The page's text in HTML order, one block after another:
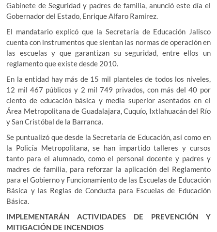
Gabinete de Seguridad y padres de familia, anunció este día el
Gobernador del Estado, Enrique Alfaro Ramírez.
El mandatario explicó que la Secretaría de Educación Jalisco
cuenta con instrumentos que sientan las normas de operación en
las escuelas y que garantizan su seguridad, entre ellos un
reglamento que existe desde 2010.
En la entidad hay más de 15 mil planteles de todos los niveles,
12 mil 467 públicos y 2 mil 749 privados, con más del 40 por
ciento de educación básica y media superior asentados en el
Área Metropolitana de Guadalajara, Cuquío, Ixtlahuacán del Río
y San Cristóbal de la Barranca.
Se puntualizó que desde la Secretaría de Educación, así como en
la Policía Metropolitana, se han impartido talleres y cursos
tanto para el alumnado, como el personal docente y padres y
madres de familia, para reforzar la aplicación del Reglamento
para el Gobierno y Funcionamiento de las Escuelas de Educación
Básica y las Reglas de Conducta para Escuelas de Educación
Básica.
IMPLEMENTARÁN ACTIVIDADES DE PREVENCIÓN Y
MITIGACIÓN DE INCENDIOS